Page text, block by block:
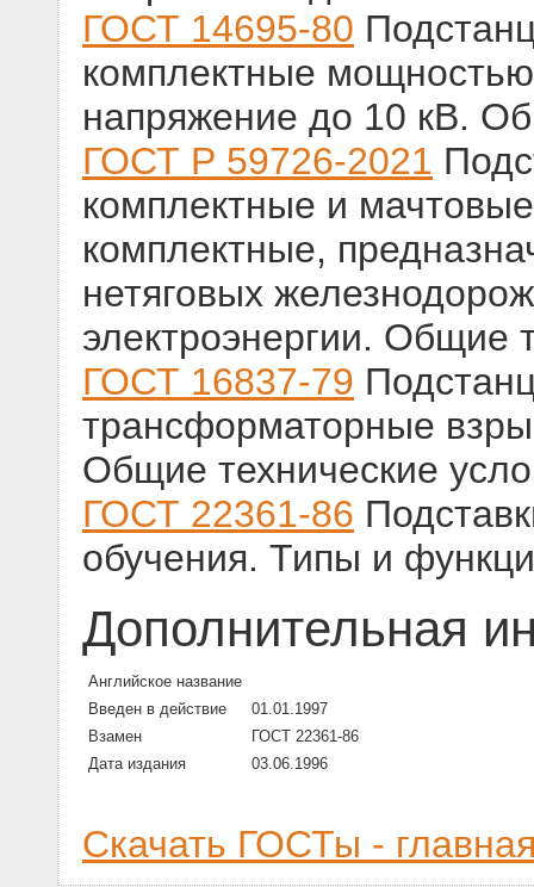
ГОСТ 14695-80
комплектные
напряжение до 10 кВ.
ГОСТ Р 59726-2021
комплектные и
комплектные,
нетяговых
электроэнергии. Общие
ГОСТ 16837-79
трансформаторные
Общие технические
ГОСТ 22361-86
обучения. Типы и
Дополнительная
Английское название
Введен в действие
01.01.1997
Взамен
ГОСТ 22361-86
Дата издания
03.06.1996
Скачать ГОСТы -